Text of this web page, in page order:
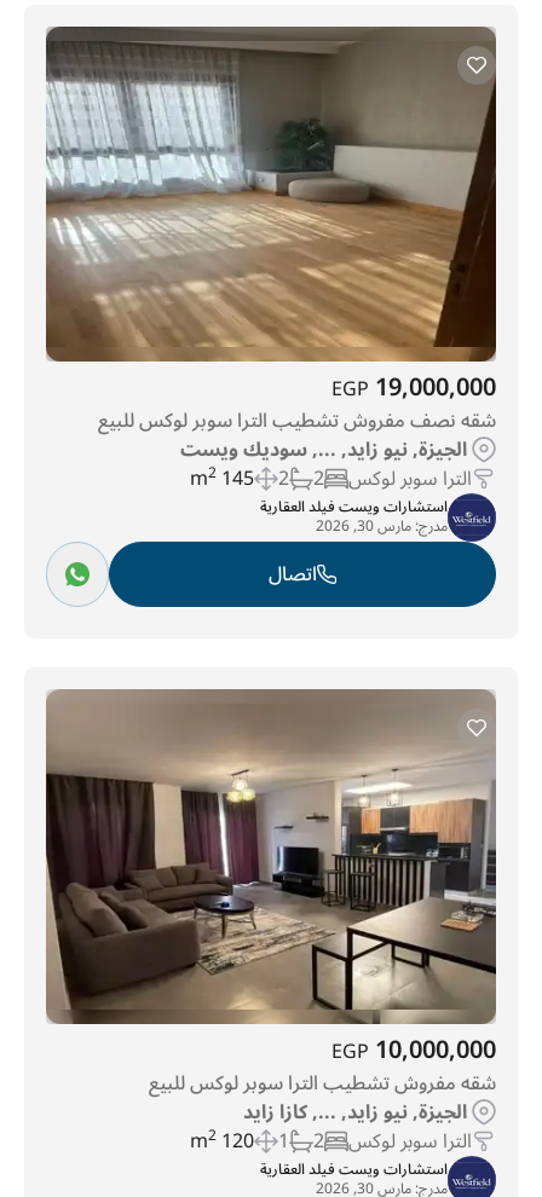
19,000,000
EGP
شقه نصف مفروش تشطيب الترا سوبر لوكس للبيع
الجيزة, نيو زايد, ..., سوديك ويست
الترا سوبر لوكس 2
2
145 m
2
استشارات ويست فيلد العقارية
مدرج:مارس 30, 2026
اتصال
10,000,000
EGP
شقه مفروش تشطيب الترا سوبر لوكس للبيع
الجيزة, نيو زايد, ..., كازا زايد
الترا سوبر لوكس 2
1
120 m
2
استشارات ويست فيلد العقارية
مدرج:مارس 30, 2026